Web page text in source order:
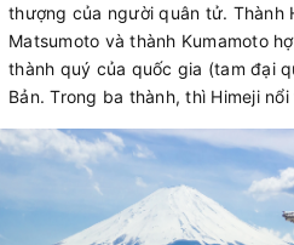
thượng của người quân tử. Thành
Matsumoto và thành Kumamoto
thành quý của quốc gia (tam đại
Bản. Trong ba thành, thì Himeji